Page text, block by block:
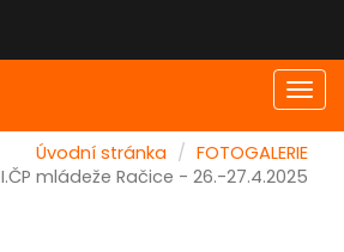
Úvodní stránka
FOTOGALERIE
I.ČP mládeže Račice - 26.-27.4.2025